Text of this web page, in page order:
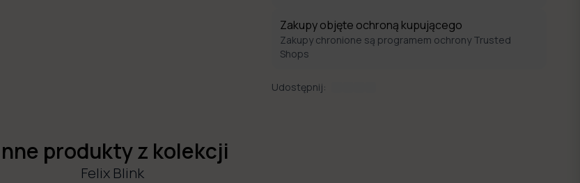
Zakupy objęte ochroną kupującego
Zakupy chronione są programem ochrony Trusted
Shops
Udostępnij:
produkty z kolekcji
Felix Blink